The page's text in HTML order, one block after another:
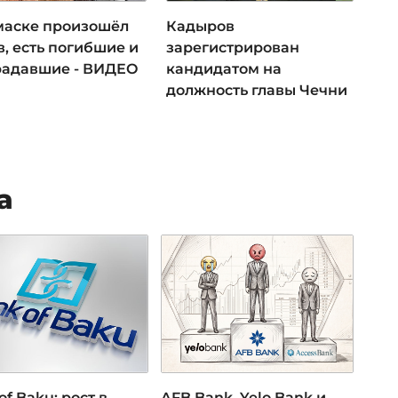
произошёл
есть погибшие и
- ВИДЕО
Кадыров
зарегистрирован
кандидатом на
должность главы Чечни